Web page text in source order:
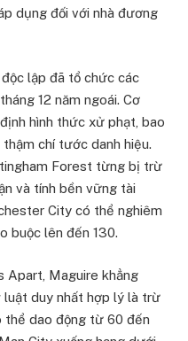
dụng đối với nhà đương
độc lập đã tổ chức các
12 năm ngoái. Cơ
hình thức xử phạt, bao
chí tước danh hiệu.
Forest từng bị trừ
và tính bền vững tài
City có thể nghiêm
buộc lên đến 130.
Apart, Maguire khẳng
luật duy nhất hợp lý là trừ
thể dao động từ 60 đến